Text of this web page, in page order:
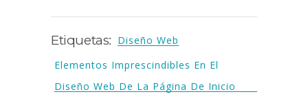
Etiquetas: Diseño Web
Elementos Imprescindibles En El
Diseño Web De La Página De Inicio